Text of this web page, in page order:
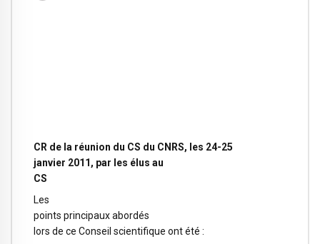
CR de la réunion du CS du CNRS, les 24-25
janvier 2011, par les élus au
CS
Les
points principaux abordés
lors de ce Conseil scientifique ont été :